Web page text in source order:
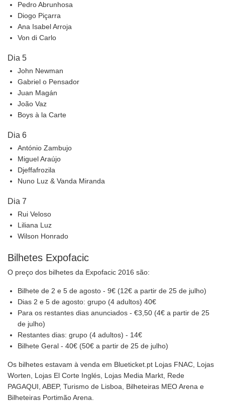
Pedro Abrunhosa
Diogo Piçarra
Ana Isabel Arroja
Von di Carlo
Dia 5
John Newman
Gabriel o Pensador
Juan Magán
João Vaz
Boys à la Carte
Dia 6
António Zambujo
Miguel Araújo
Djeffafrozila
Nuno Luz & Vanda Miranda
Dia 7
Rui Veloso
Liliana Luz
Wilson Honrado
Bilhetes Expofacic
O preço dos bilhetes da Expofacic 2016 são:
Bilhete de 2 e 5 de agosto - 9€ (12€ a partir de 25 de julho)
Dias 2 e 5 de agosto: grupo (4 adultos) 40€
Para os restantes dias anunciados - €3,50 (4€ a partir de 25
de julho)
Restantes dias: grupo (4 adultos) - 14€
Bilhete Geral - 40€ (50€ a partir de 25 de julho)
Os bilhetes estavam à venda em Blueticket.pt Lojas FNAC, Lojas
Worten, Lojas El Corte Inglés, Lojas Media Markt, Rede
PAGAQUI, ABEP, Turismo de Lisboa, Bilheteiras MEO Arena e
Bilheteiras Portimão Arena.